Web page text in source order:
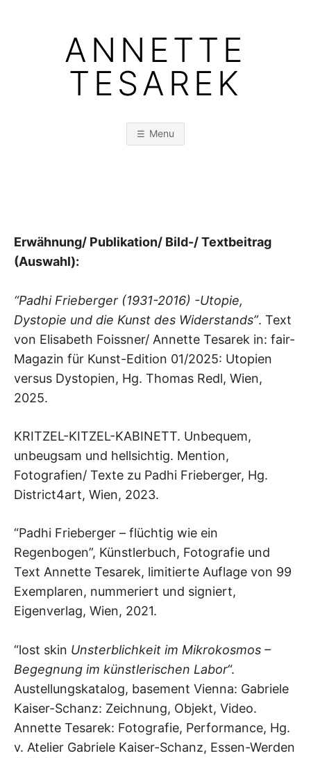
ANNETTE
TESAREK
Menu
Erwähnung/ Publikation/ Bild-/ Textbeitrag
(Auswahl):
“Padhi Frieberger (1931-2016) -Utopie,
Dystopie und die Kunst des Widerstands”. Text
von Elisabeth Foissner/ Annette Tesarek in: fair-
Magazin für Kunst-Edition 01/2025: Utopien
versus Dystopien, Hg. Thomas Redl, Wien,
2025.
KRITZEL-KITZEL-KABINETT. Unbequem,
unbeugsam und hellsichtig. Mention,
Fotografien/ Texte zu Padhi Frieberger, Hg.
District4art, Wien, 2023.
“Padhi Frieberger – flüchtig wie ein
Regenbogen”, Künstlerbuch, Fotografie und
Text Annette Tesarek, limitierte Auflage von 99
Exemplaren, nummeriert und signiert,
Eigenverlag, Wien, 2021.
“lost skin Unsterblichkeit im Mikrokosmos –
Begegnung im künstlerischen Labor“.
Austellungskatalog, basement Vienna: Gabriele
Kaiser-Schanz: Zeichnung, Objekt, Video.
Annette Tesarek: Fotografie, Performance, Hg.
v. Atelier Gabriele Kaiser-Schanz, Essen-Werden